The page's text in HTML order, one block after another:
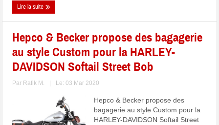
Lire la suite
Hepco & Becker propose des bagagerie
au style Custom pour la HARLEY-
DAVIDSON Softail Street Bob
Par Rafik M. Le: 03 Mar 2020
Hepco & Becker propose des
bagagerie au style Custom pour la
HARLEY-DAVIDSON Softail Street